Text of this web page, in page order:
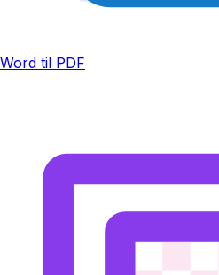
Word til PDF